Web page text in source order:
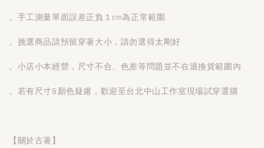
。手工測量單面誤差正負１cm為正常範圍
。挑選商品請預留穿著大小，請勿選得太剛好
。小店小本經營，尺寸不合、色差等問題並不在退換貨範圍內
。若有尺寸&顏色疑慮，歡迎至台北中山工作室現場試穿選購
【關於古著】